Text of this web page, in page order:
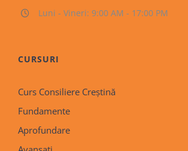
Luni - Vineri: 9:00 AM - 17:00 PM
CURSURI
Curs Consiliere Creştină
Fundamente
Aprofundare